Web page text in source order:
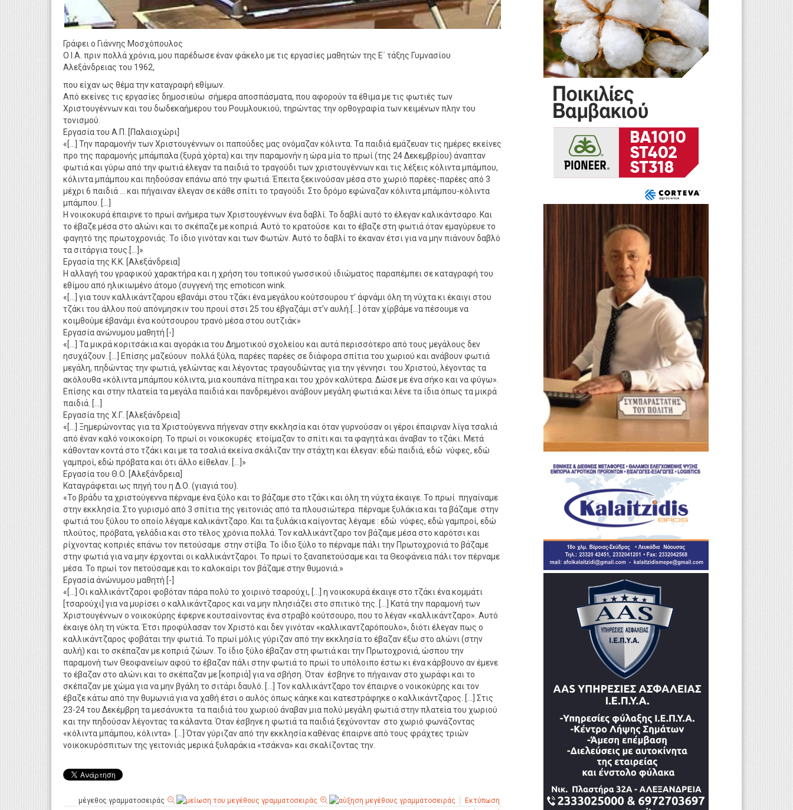
Γράφει ο Γιάννης Μοσχόπουλος
Ο Ι.Α. πριν πολλά χρόνια, μου παρέδωσε έναν φάκελο με τις εργασίες μαθητών της Ε΄ τάξης Γυμνασίου
Αλεξάνδρειας του 1962,
που είχαν ως θέμα την καταγραφή εθίμων.
Από εκείνες τις εργασίες δημοσιεύω σήμερα αποσπάσματα, που αφορούν τα έθιμα με τις φωτιές των
Χριστουγέννων και του δωδεκαήμερου του Ρουμλουκιού, τηρώντας την ορθογραφία των κειμένων πλην του
τονισμού.
Εργασία του Α.Π. [Παλαιοχώρι]
«[…] Την παραμονήν των Χριστουγέννων οι παπούδες μας ονόμαζαν κόλιντα. Τα παιδιά εμάζευαν τις ημέρες εκείνες
προ της παραμονής μπάμπαλα (ξυρά χόρτα) και την παραμονήν η ώρα μία το πρωί (της 24 Δεκεμβρίου) άναπταν
φωτιά και γύρω από την φωτιά έλεγαν τα παιδιά το τραγούδι των χριστουγέννων και τις λέξεις κόλιντα μπάμπου,
κόλιντα μπάμπου και πηδούσαν επάνω από την φωτιά. Έπειτα ξεκινούσαν μέσα στο χωριό παρέες-παρέες από 3
μέχρι 6 παιδιά … και πήγαιναν έλεγαν σε κάθε σπίτι το τραγούδι. Στο δρόμο εφώναζαν κόλιντα μπάμπου-κόλιντα
μπάμπου. […]
Η νοικοκυρά έπαιρνε το πρωί ανήμερα των Χριστουγέννων ένα δαβλί. Το δαβλί αυτό το έλεγαν καλικάντσαρο. Και
το έβαζε μέσα στο αλώνι και το σκέπαζε με κοπριά. Αυτό το κρατούσε και το έβαζε στη φωτιά όταν εμαγύρευε το
φαγητό της πρωτοχρονιάς. Το ίδιο γινόταν και των Φωτών. Αυτό το δαβλί το έκαναν έτσι για να μην πιάνουν δαβλό
τα σιτάργια τους.[…]»
Εργασία της Κ.Κ. [Αλεξάνδρεια]
H αλλαγή του γραφικού χαρακτήρα και η χρήση του τοπικού γωσσικού ιδιώματος παραπέμπει σε καταγραφή του
εθίμου από ηλικιωμένο άτομο (συγγενή της emoticon wink.
«[…] για τουν καλλικάντζαρου εβανάμι στου τζάκι ένα μεγάλου κούτσουρου τ’ άφνάμι όλη τη νύχτα κι έκαιγι στου
τζάκι του άλλου πού απόνμησκιν του προυί στσι 25 του έβγαζάμι στ’ν αυλή.[…] όταν χίρβάμε να πέσουμε να
κοιμθούμε έβανάμι ένα κούτσουρου τρανό μέσα στου ουτζιάκ»
Εργασία ανώνυμου μαθητή [-]
«[…] Τα μικρά κοριτσάκια και αγοράκια του Δημοτικού σχολείου και αυτά περισσότερο από τους μεγάλους δεν
ησυχάζουν. […] Επίσης μαζεύουν πολλά ξύλα, παρέες παρέες σε διάφορα σπίτια του χωριού και ανάβουν φωτιά
μεγάλη, πηδώντας την φωτιά, γελώντας και λέγοντας τραγουδώντας για την γέννησι του Χριστού, λέγοντας τα
ακόλουθα «κόλιντα μπάμπου κόλιντα, μια κουπάνα πίτηρα και του χρόν καλύτερα. Δώσε με ένα σήκο και να φύγω».
Επίσης και στην πλατεία τα μεγάλα παιδιά και πανδρεμένοι ανάβουν μεγάλη φωτιά και λένε τα ίδια όπως τα μικρά
παιδιά. […]
Εργασία της Χ.Γ. [Αλεξάνδρεια]
«[…] Ξημερώνοντας για τα Χριστούγεννα πήγεναν στην εκκλησία και όταν γυρνούσαν οι γέροι έπαιρναν λίγα τσαλιά
από έναν καλό νοικοκοίρη. Το πρωί οι νοικοκυρές ετοίμαζαν το σπίτι και τα φαγητά και άναβαν το τζάκι. Μετά
κάθονταν κοντά στο τζάκι και με τα τσαλιά εκείνα σκάλιζαν την στάχτη και έλεγαν: εδώ παιδιά, εδώ νύφες, εδώ
γαμπροί, εδώ πρόβατα και ότι άλλο είθελαν. […]»
Εργασία του Θ.Ο. [Αλεξάνδρεια]
Καταγράφεται ως πηγή του η Δ.Ο. (γιαγιά του).
«Το βράδυ τα χριστούγεννα πέρναμε ένα ξύλο και το βάζαμε στο τζάκι και όλη τη νύχτα έκαιγε. Το πρωί πηγαίναμε
στην εκκλησία. Στο γυρισμό από 3 σπίτια της γειτονιάς από τα πλουσιώτερα πέρναμε ξυλάκια και τα βάζαμε στην
φωτιά του ξύλου το οποίο λέγαμε καλικάντζαρο. Και τα ξυλάκια καίγοντας λέγαμε : εδώ νύφες, εδώ γαμπροί, εδώ
πλούτος, πρόβατα, γελάδια και στο τέλος χρόνια πολλά. Τον καλλικάντζαρο τον βάζαμε μέσα στο καρότσι και
ρίχνοντας κοπριές επάνω τον πετούσαμε στην στίβα. Το ίδιο ξύλο το πέρναμε πάλι την Πρωτοχρονιά το βάζαμε
στην φωτιά για να μην έρχονται οι καλλικάντζαροι. Το πρωί το ξαναπετούσαμε και τα Θεοφάνεια πάλι τον πέρναμε
μέσα. Το πρωί τον πετούσαμε και το καλοκαίρι τον βάζαμε στην θυμονιά.»
Εργασία άνώνυμου μαθητή [-]
«[…] Οι καλλικάντζαροι φοβόταν πάρα πολύ το χοιρινό τσαρούχι, […] η νοικοκυρά έκαιγε στο τζάκι ένα κομμάτι
[τσαρούχι] για να μυρίσει ο καλλικάντζαρος και να μην πλησιάζει στο σπιτικό της. […] Κατά την παραμονή των
Χριστουγέννων ο νοικοκύρης έφερνε κουτσαίνοντας ένα στραβό κούτσουρο, που το λέγαν «καλλικάντζαρο». Αυτό
έκαιγε όλη τη νύκτα. Έτσι προφύλασαν τον Χριστό και δεν γινόταν «καλλικαντζαρόπουλο», διότι έλεγαν πως ο
καλλικάντζαρος φοβάται την φωτιά. Το πρωί μόλις γύριζαν από την εκκλησία το έβαζαν έξω στο αλώνι (στην
αυλή) και το σκέπαζαν με κοπριά ζώων. Το ίδιο ξύλο έβαζαν στη φωτιά και την Πρωτοχρονιά, ώσπου την
παραμονή των Θεοφανείων αφού το έβαζαν πάλι στην φωτιά το πρωί το υπόλοιπο έστω κι ένα κάρβουνο αν έμενε
το έβαζαν στο αλώνι και το σκέπαζαν με [κοπριά] για να σβήση. Όταν έσβηνε το πήγαιναν στο χωράφι και το
σκέπαζαν με χώμα για να μην βγάλη το σιτάρι δαυλό. […] Τον καλλικάντζαρο τον έπαιρνε ο νοικοκύρης και τον
έβαζε κάτω από την θυμωνιά για να χαθή έτσι ο αυλός όπως κάηκε και κατεστράφηκε ο καλλικάντζαρος. […] Στις
23-24 του Δεκέμβρη τα μεσάνυκτα τα παιδιά του χωριού άναβαν μια πολύ μεγάλη φωτιά στην πλατεία του χωριού
και την πηδούσαν λέγοντας τα κάλαντα. Όταν έσβηνε η φωτιά τα παιδιά ξεχύνονταν στο χωριό φωνάζοντας
«κόλιντα μπάμπου, κόλιντα». […] Όταν γύριζαν από την εκκλησία καθένας έπαιρνε από τους φράχτες τριών
νοικοκυρόσπιτων της γειτονιάς μερικά ξυλαράκια «τσάκνα» και σκαλίζοντας την.
μέγεθος γραμματοσειράς
Εκτύπωση